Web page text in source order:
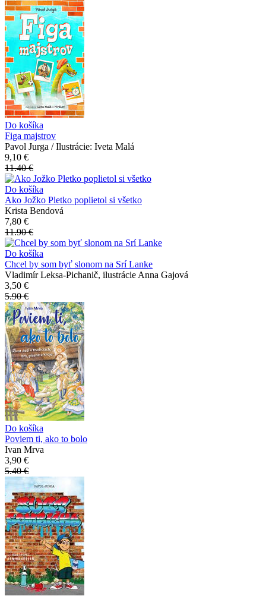
Do košíka
Figa majstrov
Pavol Jurga / Ilustrácie: Iveta Malá
9,10 €
11.40 €
Do košíka
Ako Jožko Pletko poplietol si všetko
Krista Bendová
7,80 €
11.90 €
Do košíka
Chcel by som byť slonom na Srí Lanke
Vladimír Leksa-Pichanič, ilustrácie Anna Gajová
3,50 €
5.90 €
Do košíka
Poviem ti, ako to bolo
Ivan Mrva
3,90 €
5.40 €